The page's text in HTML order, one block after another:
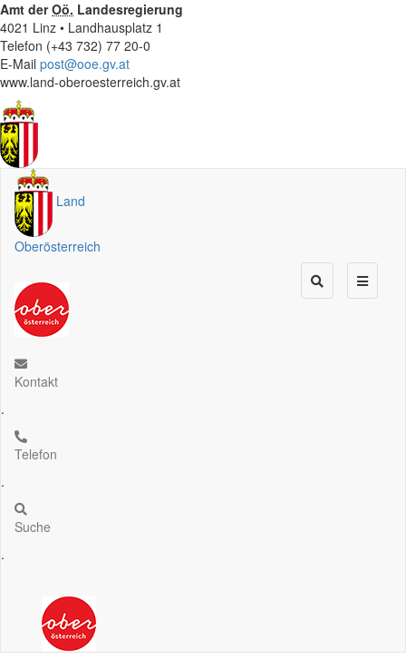
Amt derOö. Landesregierung
4021 Linz • Landhausplatz 1
Telefon (+43 732) 77 20-0
E-Mail post@ooe.gv.at
www.land-oberoesterreich.gv.at
Land
Oberösterreich
Kontakt
.
Telefon
.
Suche
.